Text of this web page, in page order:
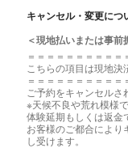
キャンセル・変更につ
＜現地払いまたは事前
＝＝＝＝＝＝＝＝＝＝
こちらの項目は現地決
＝＝＝＝＝＝＝＝＝＝
ご予約をキャンセルさ
※天候不良や荒れ模様
体験延期もしくは返金
お客様のご都合により
し受けます。